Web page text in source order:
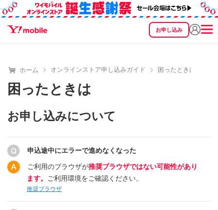
お申し込み
SEARCH
ホーム オンラインストア申し込みガイド 困ったときは
困ったときは
お申し込みについて
申込途中にエラーで進めなくなった
ご利用のブラウザが推奨ブラウザではない可能性があり
ます。
ご利用環境をご確認ください。
推奨ブラウザ